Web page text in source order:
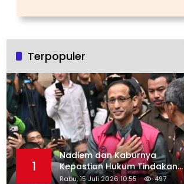
Terpopuler
1
Nadiem dan Kaburnya
Kepastian Hukum Tindakan
Pejabat Publik
Rabu, 15 Juli 2026 10:55 497